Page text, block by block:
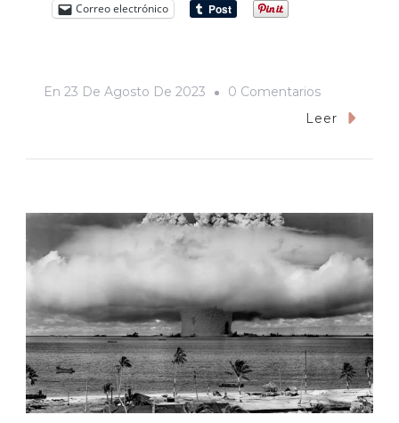
Correo electrónico
En 23 De Agosto De 2023 0 ComentariosEn
«Sonido
Si
Blanquito,
¡a
Huevo
Que
Eres
Bueno!
Leer